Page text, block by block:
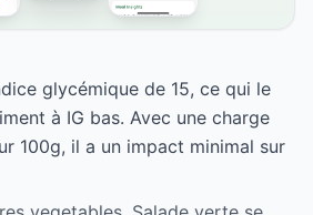
glycémique de 15, ce qui le
à IG bas. Avec une charge
100g, il a un impact minimal sur